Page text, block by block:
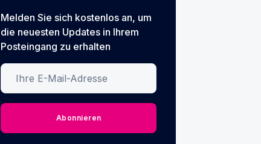
Melden Sie sich kostenlos an, um
die neuesten Updates in Ihrem
Posteingang zu erhalten
Ihre E-Mail-Adresse
Abonnieren